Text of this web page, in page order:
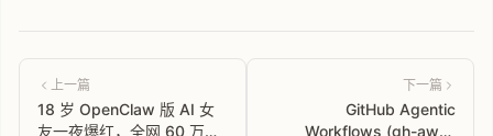
上一篇
18 岁 OpenClaw 版 AI 女
友一夜爆红，全网 60 万围
下一篇
GitHub Agentic
Workflows (gh-aw) -